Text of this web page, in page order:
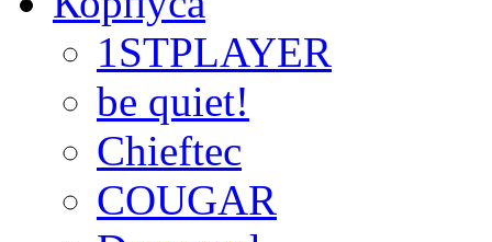
1STPLAYER
be quiet!
Chieftec
COUGAR